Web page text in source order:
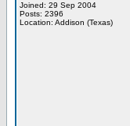
Joined: 29 Sep 2004
Posts: 2396
Location: Addison (Texas)